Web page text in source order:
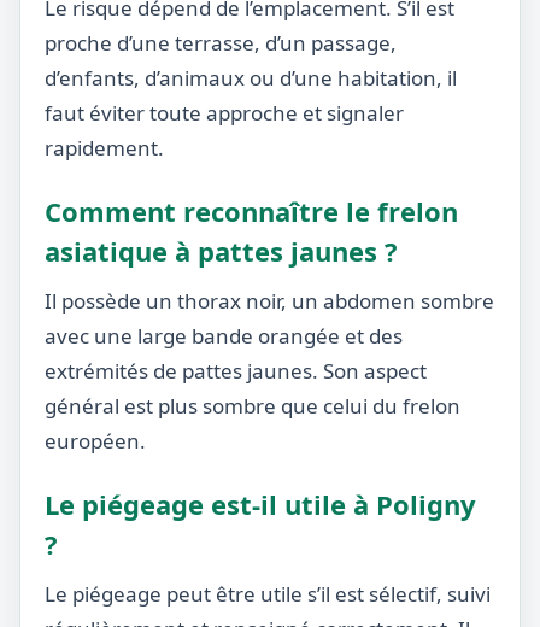
Le risque dépend de l’emplacement. S’il est
proche d’une terrasse, d’un passage,
d’enfants, d’animaux ou d’une habitation, il
faut éviter toute approche et signaler
rapidement.
Comment reconnaître le frelon
asiatique à pattes jaunes ?
Il possède un thorax noir, un abdomen sombre
avec une large bande orangée et des
extrémités de pattes jaunes. Son aspect
général est plus sombre que celui du frelon
européen.
Le piégeage est-il utile à Poligny
?
Le piégeage peut être utile s’il est sélectif, suivi